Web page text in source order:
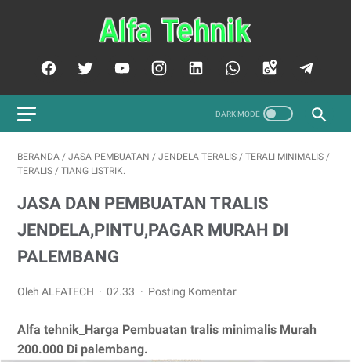
BERANDA / JASA PEMBUATAN / JENDELA TERALIS / TERALI MINIMALIS /
TERALIS / TIANG LISTRIK.
JASA DAN PEMBUATAN TRALIS
JENDELA,PINTU,PAGAR MURAH DI
PALEMBANG
Oleh ALFATECH 02.33 Posting Komentar
Alfa tehnik_Harga Pembuatan tralis minimalis Murah
200.000 Di palembang.